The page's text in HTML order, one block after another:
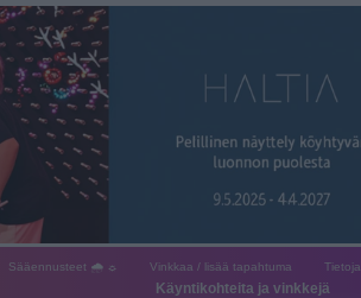
Sääennusteet 🌧 ☼ Vinkkaa / lisää tapahtuma Tietoja
Käyntikohteita ja vinkkejä